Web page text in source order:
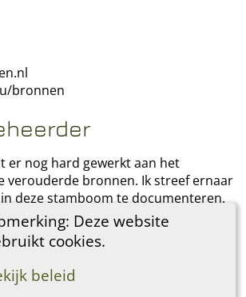
Deze website
cookies.
beleid
bronnen
er nog hard gewerkt aan het
verouderde bronnen. Ik streef ernaar
deze stamboom te documenteren.
laat het mij dan weten.
door
geschreven door Darrin Lythgoe © 2001-2026.
door